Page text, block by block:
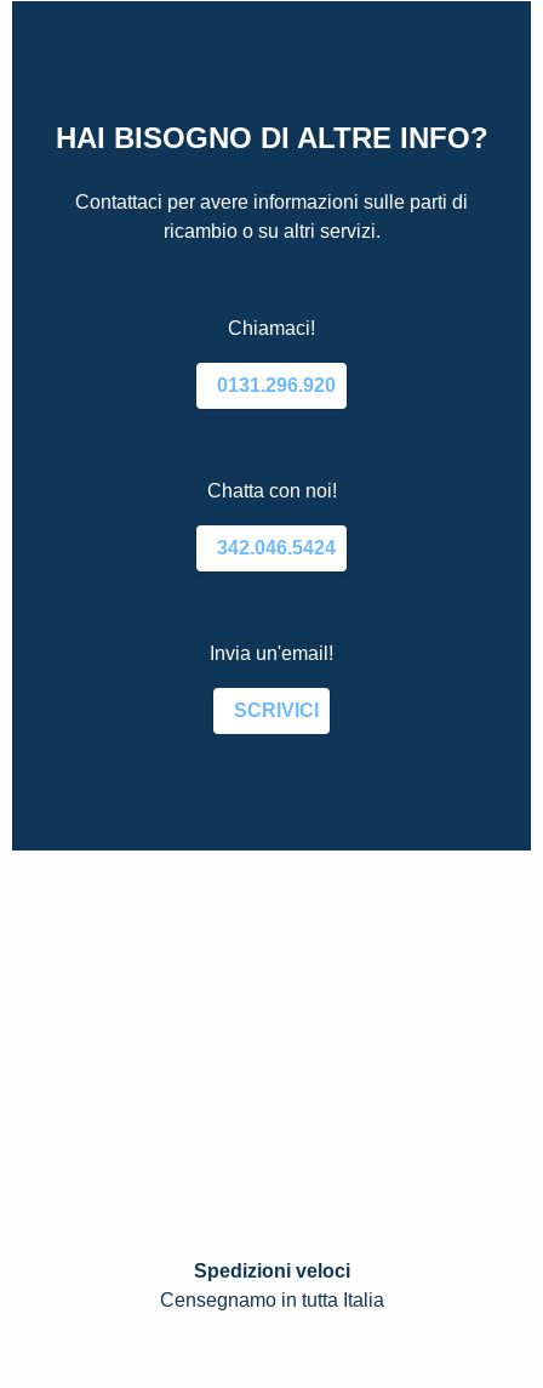
HAI BISOGNO DI ALTRE INFO?
Contattaci per avere informazioni sulle parti di
ricambio o su altri servizi.
Chiamaci!
0131.296.920
Chatta con noi!
342.046.5424
Invia un'email!
SCRIVICI
Spedizioni veloci
Censegnamo in tutta Italia